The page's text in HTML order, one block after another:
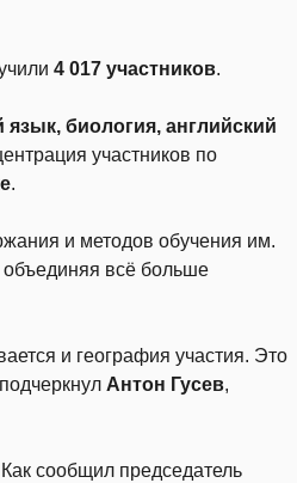
4 017 участников.
язык, биология, английский
участников по
.
и методов обучения им.
всё больше
и география участия. Это
Антон Гусев,
сообщил председатель